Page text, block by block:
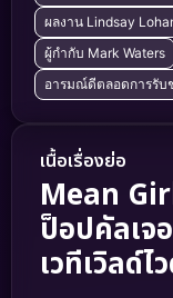
ผลงาน Lindsay
ผู้กำกับ Mark Waters
อารมณ์ดีตลอดการรับ
เนื้อเรื่องย่อ
Mean
ป็อปคัลเจ
เวทีเวิลด์ไ